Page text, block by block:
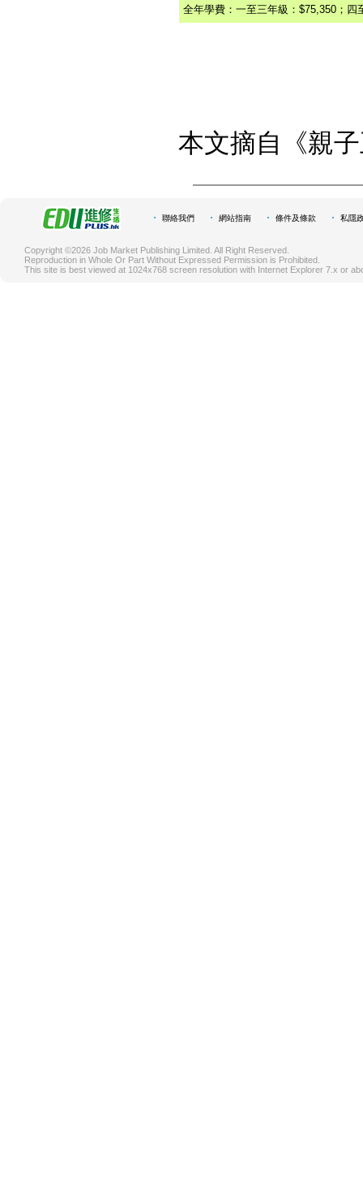
全年學費：一至三年級：$75,350；四
本文摘自《親
聯絡我們 網站指南 條件及條款 私隱
Copyright ©2026 Job Market Publishing Limited. All Right Reserved.
Reproduction in Whole Or Part Without Expressed Permission is Prohibited.
This site is best viewed at 1024x768 screen resolution with Internet Explorer 7.x or